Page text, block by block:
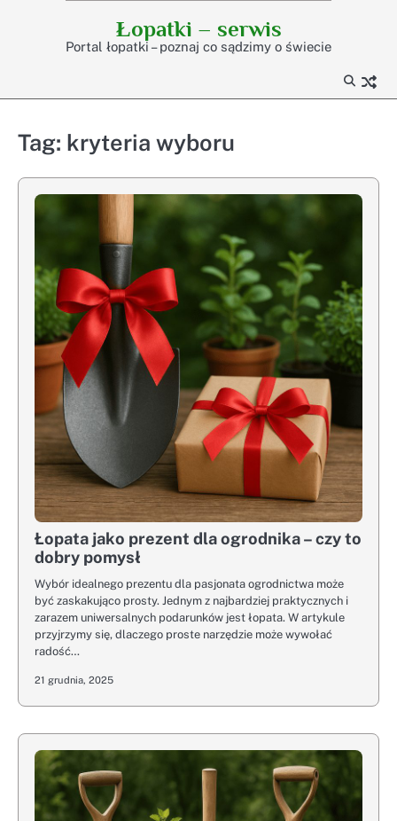
Łopatki – serwis
Portal łopatki – poznaj co sądzimy o świecie
Tag: kryteria wyboru
Łopata jako prezent dla ogrodnika – czy to
dobry pomysł
Wybór idealnego prezentu dla pasjonata ogrodnictwa może
być zaskakująco prosty. Jednym z najbardziej praktycznych i
zarazem uniwersalnych podarunków jest łopata. W artykule
przyjrzymy się, dlaczego proste narzędzie może wywołać
radość…
21 grudnia, 2025